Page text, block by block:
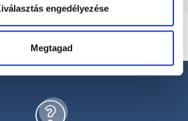
engedélyezése
Megtagad